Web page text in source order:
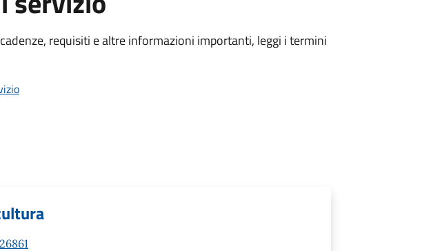
requisiti e altre informazioni importanti, leggi i termini